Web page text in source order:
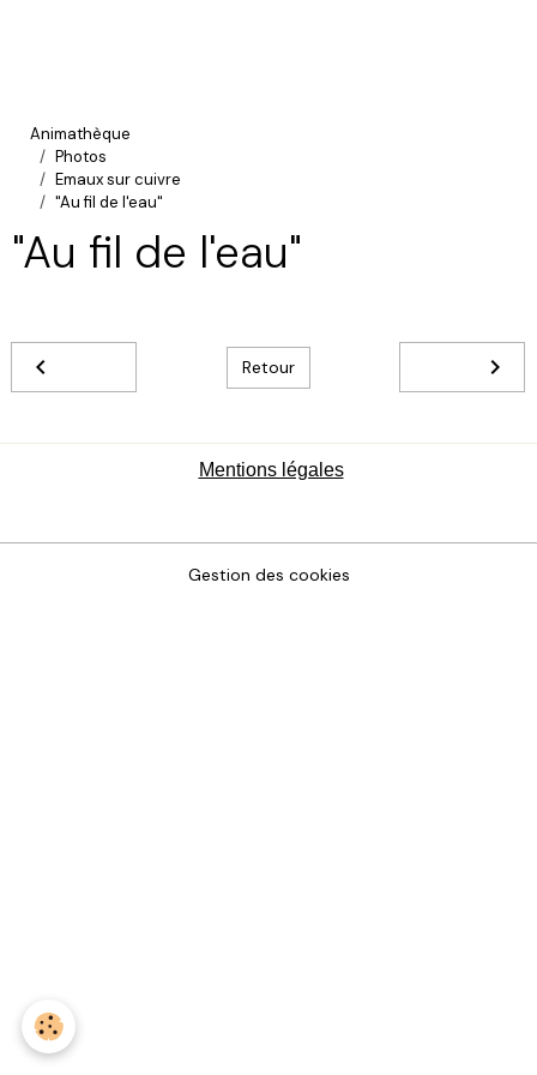
Animathèque
Photos
Emaux sur cuivre
"Au fil de l'eau"
"Au fil de l'eau"
Retour
Mentions légales
Gestion des cookies